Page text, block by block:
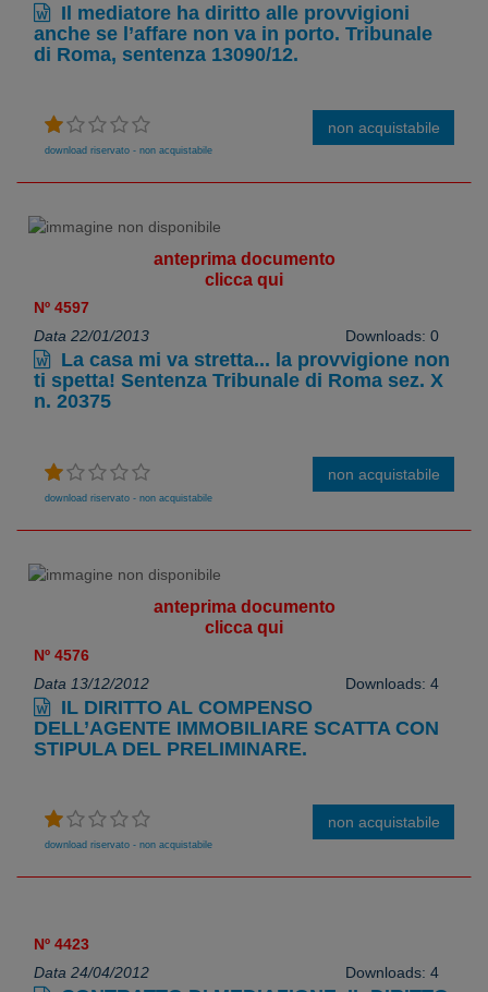
Il mediatore ha diritto alle provvigioni
anche se l’affare non va in porto. Tribunale
di Roma, sentenza 13090/12.
download riservato - non acquistabile
non acquistabile
anteprima documento
clicca qui
Nº 4597
Data 22/01/2013
Downloads: 0
La casa mi va stretta... la provvigione non
ti spetta! Sentenza Tribunale di Roma sez. X
n. 20375
download riservato - non acquistabile
non acquistabile
anteprima documento
clicca qui
Nº 4576
Data 13/12/2012
Downloads: 4
IL DIRITTO AL COMPENSO
DELL’AGENTE IMMOBILIARE SCATTA CON
STIPULA DEL PRELIMINARE.
download riservato - non acquistabile
non acquistabile
Nº 4423
Data 24/04/2012
Downloads: 4